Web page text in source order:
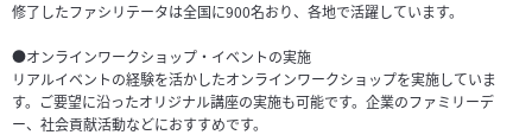
修了したファシリテータは全国に900名おり、各地で活躍しています。
●オンラインワークショップ・イベントの実施
リアルイベントの経験を活かしたオンラインワークショップを実施していま
す。ご要望に沿ったオリジナル講座の実施も可能です。企業のファミリーデ
ー、社会貢献活動などにおすすめです。